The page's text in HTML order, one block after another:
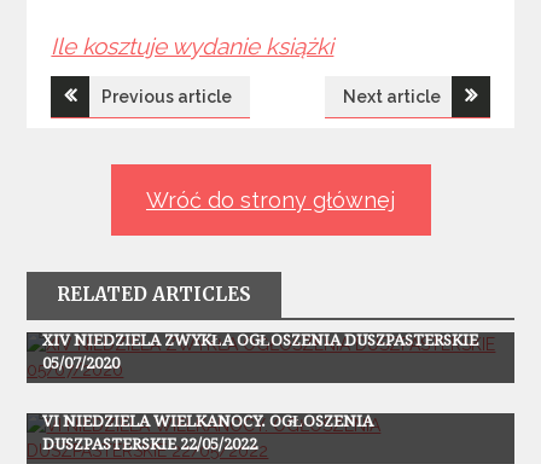
Ile kosztuje wydanie książki
Nawigacja
Previous article Next article
Wróć do strony głównej
RELATED ARTICLES
Ogłoszenia
XIV NIEDZIELA ZWYKŁA OGŁOSZENIA DUSZPASTERSKIE
05/07/2020
Ogłoszenia
VI NIEDZIELA WIELKANOCY. OGŁOSZENIA
DUSZPASTERSKIE 22/05/2022
Ogłoszenia